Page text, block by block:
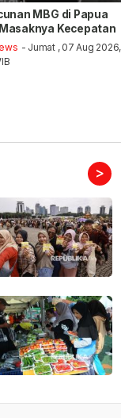
MBG di Papua
Masaknya Kecepatan
- Jumat , 07 Aug 2026,
>